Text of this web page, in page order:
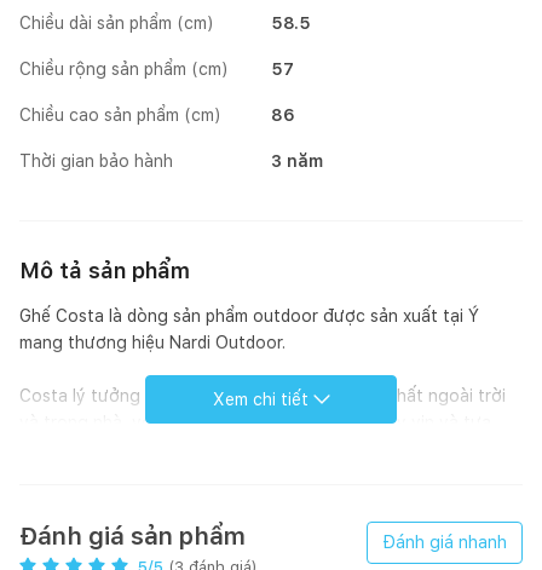
Chiều dài sản phẩm (cm) 58.5
Chiều rộng sản phẩm (cm) 57
Chiều cao sản phẩm (cm) 86
Thời gian bảo hành 3 năm
Mô tả sản phẩm
Ghế Costa là dòng sản phẩm outdoor được sản xuất tại Ý
mang thương hiệu Nardi Outdoor.
Costa lý tưởng cho các giải pháp trang trí nội thất ngoài trời
và trong nhà, với các đường nét tối giản, có tay vịn và tựa
bằng nhựa Polypropylene pha sợi thủy tinh đã qua xử lý tia UV,
có thể tái chế.
Xem chi tiết
Đánh giá sản phẩm Đánh giá nhanh